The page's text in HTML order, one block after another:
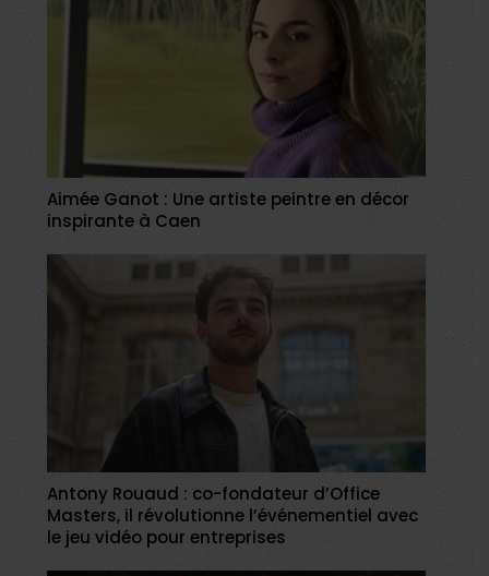
Aimée Ganot : Une artiste peintre en décor
inspirante à Caen
Antony Rouaud : co-fondateur d’Office
Masters, il révolutionne l’événementiel avec
le jeu vidéo pour entreprises